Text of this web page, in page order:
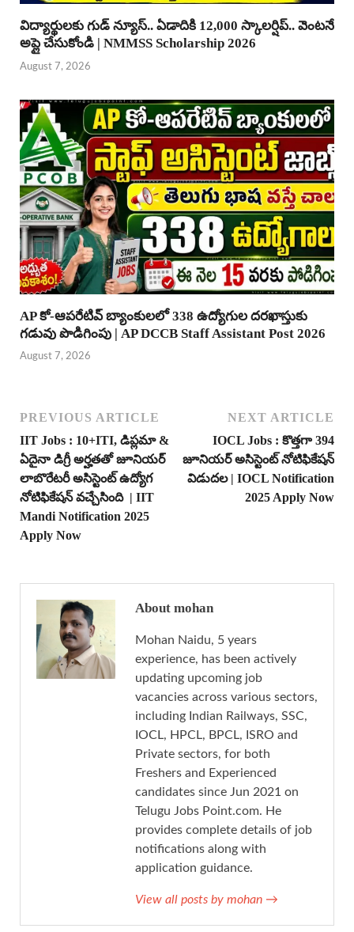
విద్యార్థులకు గుడ్ న్యూస్.. ఏడాదికి 12,000 స్కాలర్షిప్.. వెంటనే
అప్లై చేసుకోండి | NMMSS Scholarship 2026
August 7, 2026
AP కో-ఆపరేటివ్ బ్యాంకులలో 338 ఉద్యోగుల దరఖాస్తుకు
గడువు పొడిగింపు | AP DCCB Staff Assistant Post 2026
August 7, 2026
PREVIOUS ARTICLE
IIT Jobs : 10+ITI, డిప్లమా &
ఏదైనా డిగ్రీ అర్హతతో జూనియర్
లాబొరేటరీ అసిస్టెంట్ ఉద్యోగ
నోటిఫికేషన్ వచ్చేసింది | IIT
Mandi Notification 2025
Apply Now
NEXT ARTICLE
IOCL Jobs : కొత్తగా 394
జూనియర్ అసిస్టెంట్ నోటిఫికేషన్
విడుదల | IOCL Notification
2025 Apply Now
About mohan
Mohan Naidu, 5 years
experience, has been actively
updating upcoming job
vacancies across various sectors,
including Indian Railways, SSC,
IOCL, HPCL, BPCL, ISRO and
Private sectors, for both
Freshers and Experienced
candidates since Jun 2021 on
Telugu Jobs Point.com. He
provides complete details of job
notifications along with
application guidance.
View all posts by mohan →